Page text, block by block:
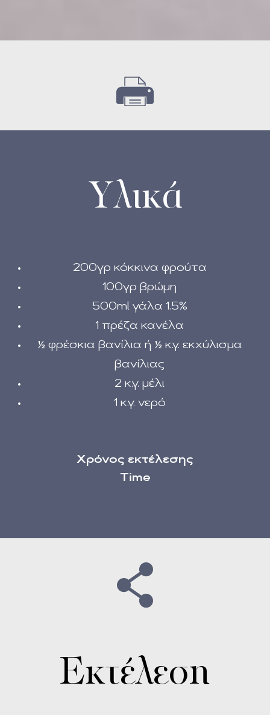
Υλικά
200γρ κόκκινα φρούτα
100γρ βρώμη
500ml γάλα 1.5%
1 πρέζα κανέλα
½ φρέσκια βανίλια ή ½ κ.γ. εκχύλισμα
βανίλιας
2 κ.γ. μέλι
1 κ.γ. νερό
Χρόνος εκτέλεσης
Time
Εκτέλεση